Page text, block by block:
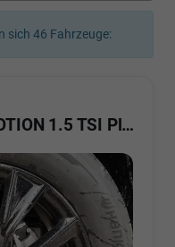
sich 46 Fahrzeuge:
Beach Tour eHybrid 4MOTION 1.5 TSI Plus ArtVelour